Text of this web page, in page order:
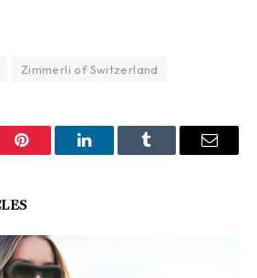
Zimmerli of Switzerland
Pinterest LinkedInTumblr Email